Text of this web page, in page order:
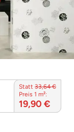
Statt 33,64 €
Preis 1 m²:
19,90 €